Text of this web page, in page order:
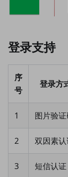
登录支持
序
号
登录方
1 图片验
2 双因素认
3 短信认证